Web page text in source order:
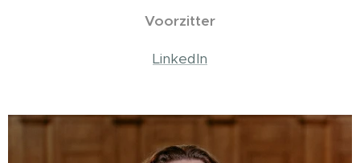
Voorzitter
LinkedIn